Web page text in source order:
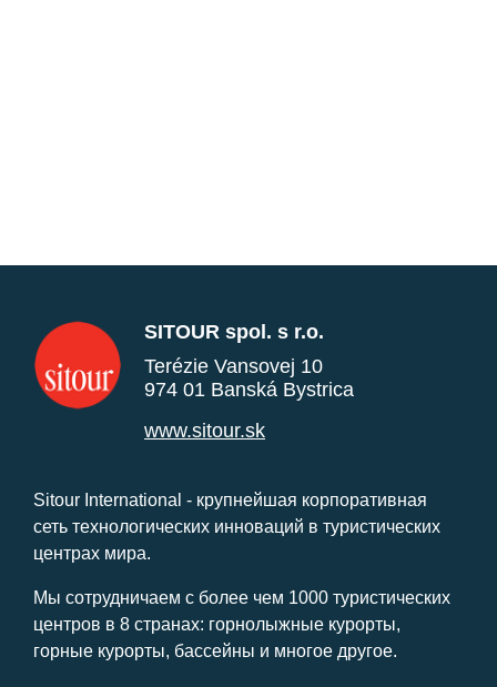
SITOUR spol. s r.o.
Terézie Vansovej 10
974 01 Banská Bystrica
www.sitour.sk
Sitour International - крупнейшая корпоративная
сеть технологических инноваций в туристических
центрах мира.
Мы сотрудничаем с более чем 1000 туристических
центров в 8 странах: горнолыжные курорты,
горные курорты, бассейны и многое другое.